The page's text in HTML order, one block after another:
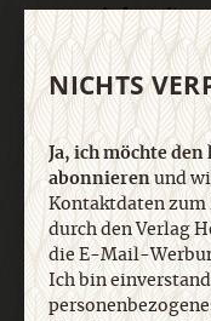
jederzeit
E-Mail
NICHTS
Ja, ich möchte
abonnierenund
Kontaktdaten
durch den Verlag
die E-Mail-
Ich bin